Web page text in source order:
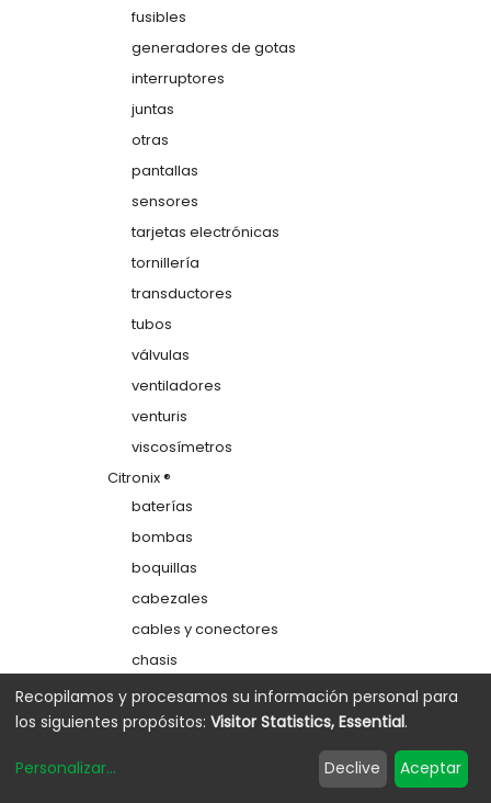
fusibles
generadores de gotas
interruptores
juntas
otras
pantallas
sensores
tarjetas electrónicas
tornillería
transductores
tubos
válvulas
ventiladores
venturis
viscosímetros
Citronix ®
baterías
bombas
boquillas
cabezales
cables y conectores
chasis
colectores
depósitos
Recopilamos y procesamos su información personal para
los siguientes propósitos: Visitor Statistics, Essential.
Personalizar... Declive Aceptar